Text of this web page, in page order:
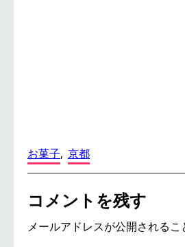
お菓子, 京都
コメントを残す
メールアドレスが公開されるこ